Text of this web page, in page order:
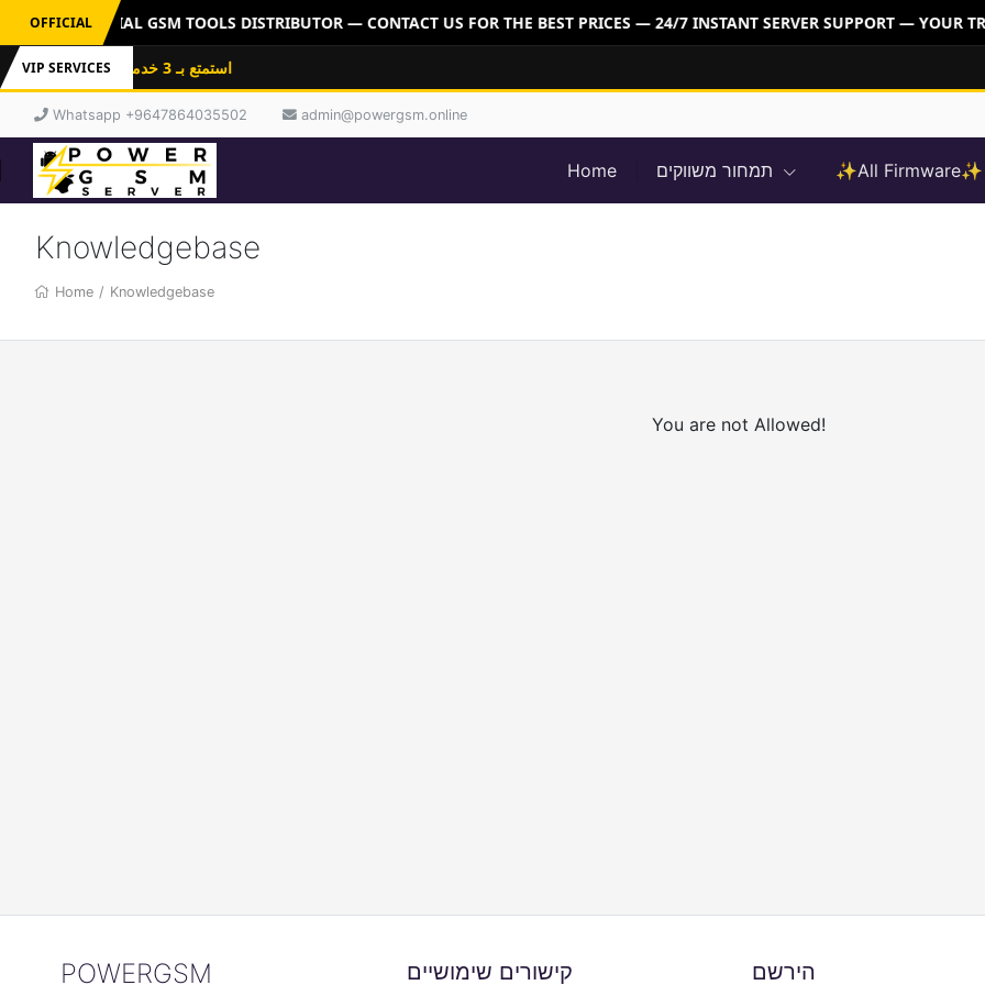
OFFICIALOFFICIAL GSM TOOLS DISTRIBUTOR — CONTACT US FOR THE BEST PRICES — 24/7 INSTANT SERVER SUPPORT — YOUR
VIP SERVICES استمتع بـ 3 خدمات باشتراك واحد: فلاشات
Whatsapp +9647864035502 admin@powergsm.online
Home ✨All Firmware✨
Knowledgebase
Home / Knowledgebase
You are not Allowed!
POWERGSM קישורים שימושיים הירשם